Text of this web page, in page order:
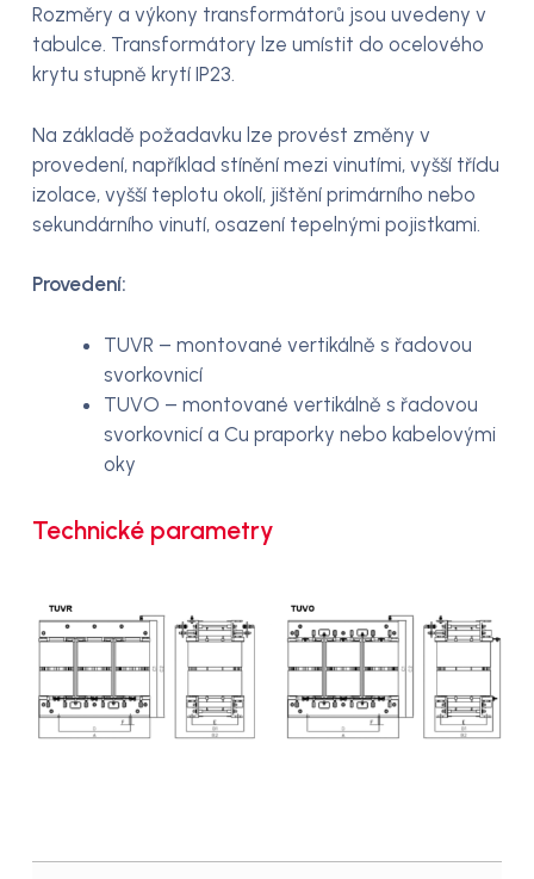
Rozměry a výkony transformátorů jsou uvedeny v
tabulce. Transformátory lze umístit do ocelového
krytu stupně krytí IP23.
Na základě požadavku lze provést změny v
provedení, například stínění mezi vinutími, vyšší třídu
izolace, vyšší teplotu okolí, jištění primárního nebo
sekundárního vinutí, osazení tepelnými pojistkami.
Provedení:
TUVR – montované vertikálně s řadovou
svorkovnicí
TUVO – montované vertikálně s řadovou
svorkovnicí a Cu praporky nebo kabelovými
oky
Technické parametry